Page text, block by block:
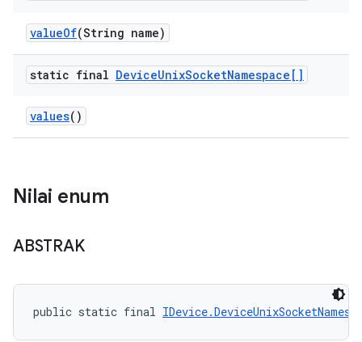
valueOf(String name)
static final DeviceUnixSocketNamespace[]
values()
Nilai enum
ABSTRAK
public static final